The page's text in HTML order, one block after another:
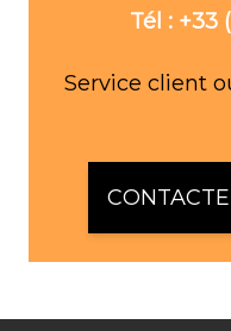
Tél : +33
Service client